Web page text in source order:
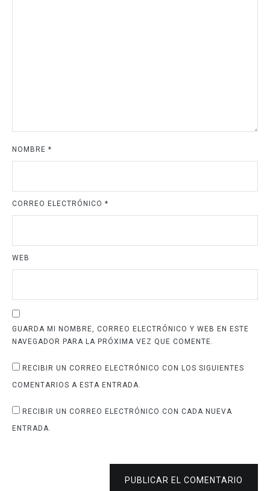
NOMBRE *
CORREO ELECTRÓNICO *
WEB
GUARDA MI NOMBRE, CORREO ELECTRÓNICO Y WEB EN ESTE
NAVEGADOR PARA LA PRÓXIMA VEZ QUE COMENTE.
RECIBIR UN CORREO ELECTRÓNICO CON LOS SIGUIENTES
COMENTARIOS A ESTA ENTRADA.
RECIBIR UN CORREO ELECTRÓNICO CON CADA NUEVA
ENTRADA.
PUBLICAR EL COMENTARIO